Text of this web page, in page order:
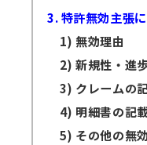
3. 特許無効主張
1) 無効理由
2) 新規性・進
3) クレームの
4) 明細書の記
5) その他の無